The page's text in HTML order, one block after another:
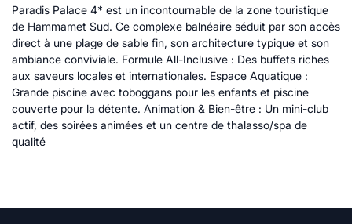
Paradis Palace 4* est un incontournable de la zone touristique
de Hammamet Sud. Ce complexe balnéaire séduit par son accès
direct à une plage de sable fin, son architecture typique et son
ambiance conviviale. Formule All-Inclusive : Des buffets riches
aux saveurs locales et internationales. Espace Aquatique :
Grande piscine avec toboggans pour les enfants et piscine
couverte pour la détente. Animation & Bien-être : Un mini-club
actif, des soirées animées et un centre de thalasso/spa de
qualité